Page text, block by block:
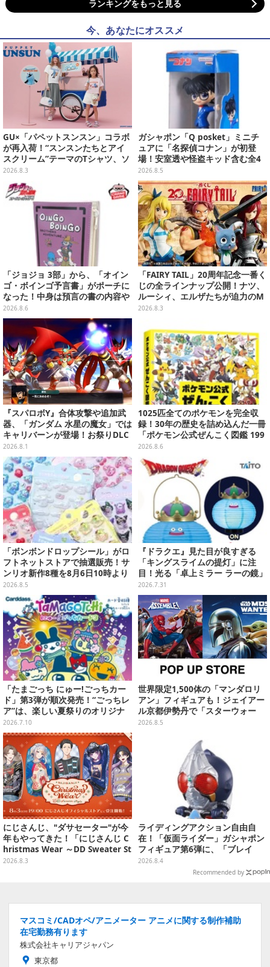
ランキングをもっと見る
今、あなたにオススメ
GU×「パペットスンスン」コラボ
が再入荷！“スンスンたちとアイ
スクリーム”テーマのTシャツ、ソ
ックスなどが対象
2026.8.3
ガシャポン「Q posket」ミニチ
ュアに「名探偵コナン」が初登
場！安室透や怪盗キッド含む全4
種、パッケージをもとに裏面まで
可愛くデザイン
2026.8.5
「ジョジョ 3部」から、「オイン
ゴ・ボインゴ予言書」がポーチに
なった！中身は預言の書の内容や
アニメ総柄デザインをプリント
2026.8.6
「FAIRY TAIL」20周年記念一番く
じの全ラインナップ公開！ナツ、
ルーシィ、エルザたちが迫力のM
ASTERLISEで初登場
2026.8.3
『スパロボY』合体攻撃や追加武
器、「ガンダム 水星の魔女」では
キャリバーンが登場！お祭りDLC
「アニバーサリーエキスパンショ
ンパック」8月5日配信
2026.8.1
1025匹全てのポケモンを完全収
録！30年の歴史を詰め込んだ一冊
「ポケモン公式ぜんこく図鑑 199
6-2026」が大ボリューム
2026.8.6
「ボンボンドロップシール」がロ
フトネットストアで抽選販売！サ
ンリオ新作8種を8月6日10時より
受付開始
2026.8.5
『ドラクエ』見た目が良すぎる
「キングスライムの提灯」に注
目！光る「卓上ミラー ラーの鏡」
ほか6プライズが8月順次展開
2026.7.31
「たまごっち にゅー!ごっちカー
ド」第3弾が順次発売！“ごっちレ
ア”は、楽しい夏祭りのオリジナ
ルアートに
2026.7.10
世界限定1,500体の「マンダロリ
アン」フィギュアも！ジェイアー
ル京都伊勢丹で「スターウォー
ズ」&「マーベル」ポップアップ
2026.8.5
にじさんじ、"ダサセーター"が今
年もやってきた！「にじさんじ C
hristmas Wear ～DD Sweater St
yle～」グッズが受注販売へ―狂
2026.8.3
ライディングアクション自由自
在！「仮面ライダー」ガシャポン
フィギュア第6弾に、「ブレイ
ド」「フォーゼ」など全4種
2026.8.4
Recommended by
マスコミ/CADオペ/アニメーター アニメに関する制作補助
在宅勤務有ります
株式会社キャリアジャパン
東京都